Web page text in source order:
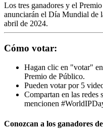
Los tres ganadores y el
anunciarán el Día Mundial de
abril de 2024.
Cómo votar:
Hagan clic en "votar"
Premio de Público.
Pueden votar por 5
Compartan en las redes
mencionen
Conozcan a los ganadores